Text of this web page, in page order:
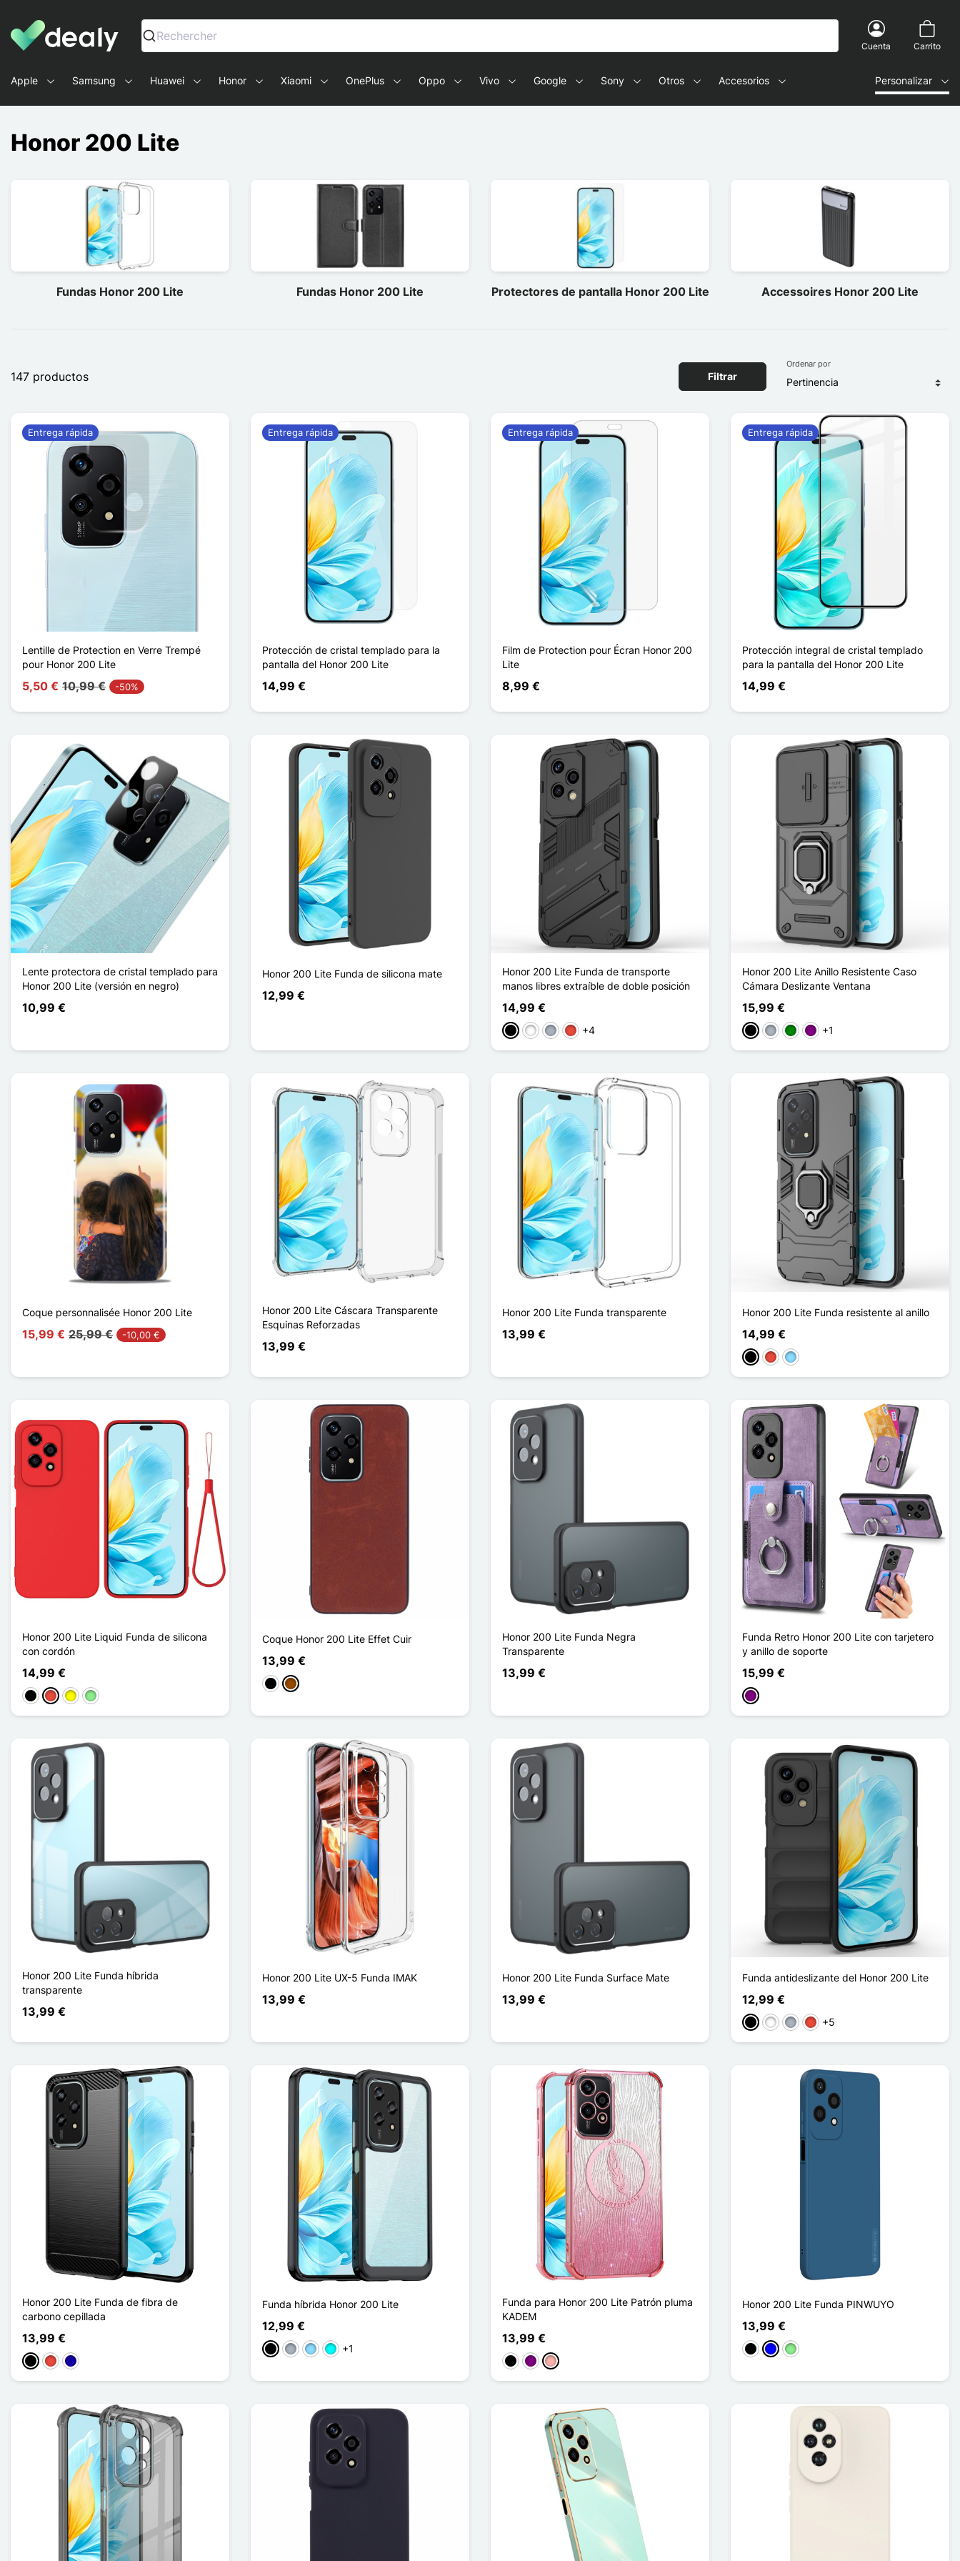
Dealy - Fundas y accesorios para smartphones y tablets
Rechercher
Cuenta Carrito
Apple Samsung Huawei Honor Xiaomi OnePlus Oppo Vivo Google Sony Otros Accesorios Personalizar
Honor 200 Lite
Fundas Honor 200 Lite Fundas Honor 200 Lite Protectores de pantalla Honor 200 Lite Accessoires Honor 200 Lite
147 productos Filtrar
Ordenar por
Lentille de Protection en Verre Trempé
pour Honor 200 Lite
5,50 € 10,99 € -50%
Entrega rápida
Protección de cristal templado para la
pantalla del Honor 200 Lite
14,99 €
Entrega rápida
Film de Protection pour Écran Honor 200
Lite
8,99 €
Entrega rápida
Protección integral de cristal templado
para la pantalla del Honor 200 Lite
14,99 €
Entrega rápida
Lente protectora de cristal templado para
Honor 200 Lite (versión en negro)
10,99 €
Honor 200 Lite Funda de silicona mate
12,99 €
Honor 200 Lite Funda de transporte
manos libres extraíble de doble posición
14,99 €
NegroBlanco
Gris Rojo+4
Honor 200 Lite Anillo Resistente Caso
Cámara Deslizante Ventana
15,99 €
NegroGris VerdePúrpura
+1
Coque personnalisée Honor 200 Lite
15,99 € 25,99 € -10,00 €
Honor 200 Lite Cáscara Transparente
Esquinas Reforzadas
13,99 €
Honor 200 Lite Funda transparente
13,99 €
Honor 200 Lite Funda resistente al anillo
14,99 €
NegroRojoAzul claro
Honor 200 Lite Liquid Funda de silicona
con cordón
14,99 €
NegroRojoAmarilloVerde claro
Coque Honor 200 Lite Effet Cuir
13,99 €
NegroMarrón
Honor 200 Lite Funda Negra
Transparente
13,99 €
Funda Retro Honor 200 Lite con tarjetero
y anillo de soporte
15,99 €
Púrpura
Honor 200 Lite Funda híbrida
transparente
13,99 €
Honor 200 Lite UX-5 Funda IMAK
13,99 €
Honor 200 Lite Funda Surface Mate
13,99 €
Funda antideslizante del Honor 200 Lite
12,99 €
NegroBlanco
Gris Rojo+5
Honor 200 Lite Funda de fibra de
carbono cepillada
13,99 €
NegroRojoAzul oscuro
Funda híbrida Honor 200 Lite
12,99 €
NegroGris Azul claro
Cian+1
Funda para Honor 200 Lite Patrón pluma
KADEM
13,99 €
NegroPúrpuraOro rosa
Honor 200 Lite Funda PINWUYO
13,99 €
NegroAzulVerde claro